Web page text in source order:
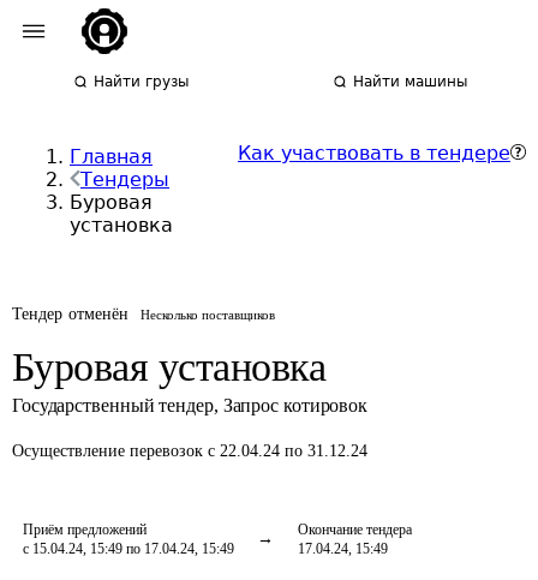
Найти грузы Найти машины
Главная
Тендеры
Буровая
установка
Как участвовать в тендере
Тендер отменён Несколько поставщиков
Буровая установка
Государственный тендер, Запрос котировок
Осуществление перевозок с 22.04.24 по 31.12.24
Приём предложений
с 15.04.24, 15:49 по 17.04.24, 15:49
Окончание тендера
17.04.24, 15:49